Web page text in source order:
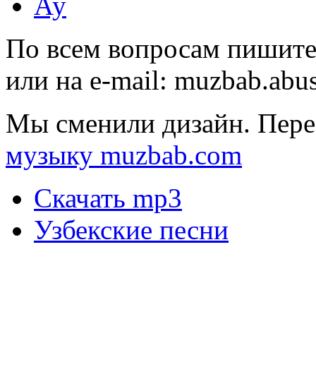
По всем вопросам
или на e-mail:
Мы сменили дизайн.
музыку muzbab.com
Скачать mp3
Узбекские песни